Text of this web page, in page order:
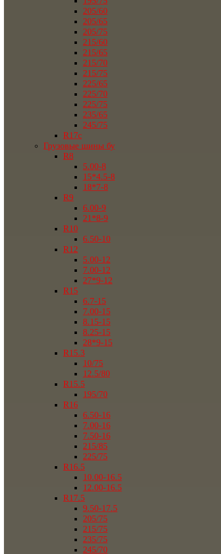
205/60
205/65
205/75
215/60
215/65
215/70
215/75
225/65
225/70
225/75
235/65
245/75
R17c
Грузовые шины бу
R8
5.00-8
15*4.5-8
18*7-8
R9
6.00-9
21*8-9
R10
6.50-10
R12
5.00-12
7.00-12
27*9-12
R15
6.7-15
7.00-15
8.15-15
8.25-15
28*9-15
R15.3
10/75
12.5/80
R15.5
195/70
R16
6.50-16
7.00-16
7.50-16
215/85
225/75
R16.5
10.00-16.5
12.00-16.5
R17.5
9.50-17.5
205/75
215/75
235/75
245/70